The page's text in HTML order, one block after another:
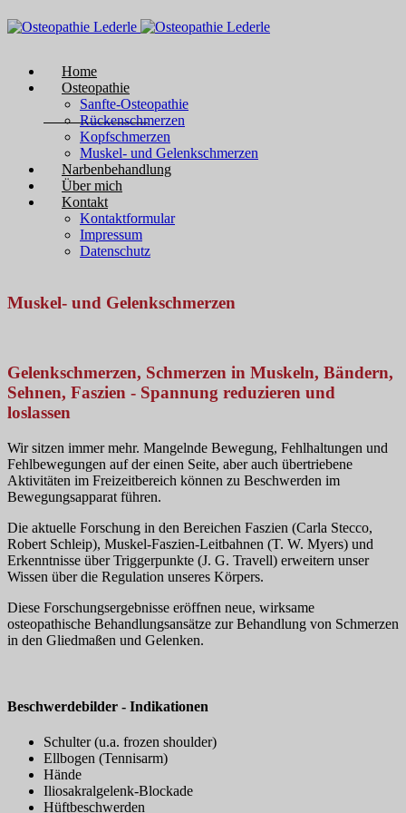
Home
Osteopathie
Sanfte-Osteopathie
Rückenschmerzen
Kopfschmerzen
Muskel- und Gelenkschmerzen
Narbenbehandlung
Über mich
Kontakt
Kontaktformular
Impressum
Datenschutz
Muskel- und Gelenkschmerzen
Gelenkschmerzen, Schmerzen in Muskeln, Bändern,
Sehnen, Faszien - Spannung reduzieren und
loslassen
Wir sitzen immer mehr. Mangelnde Bewegung, Fehlhaltungen und
Fehlbewegungen auf der einen Seite, aber auch übertriebene
Aktivitäten im Freizeitbereich können zu Beschwerden im
Bewegungsapparat führen.
Die aktuelle Forschung in den Bereichen Faszien (Carla Stecco,
Robert Schleip), Muskel-Faszien-Leitbahnen (T. W. Myers) und
Erkenntnisse über Triggerpunkte (J. G. Travell) erweitern unser
Wissen über die Regulation unseres Körpers.
Diese Forschungsergebnisse eröffnen neue, wirksame
osteopathische Behandlungsansätze zur Behandlung von Schmerzen
in den Gliedmaßen und Gelenken.
Beschwerdebilder - Indikationen
Schulter (u.a. frozen shoulder)
Ellbogen (Tennisarm)
Hände
Iliosakralgelenk-Blockade
Hüftbeschwerden